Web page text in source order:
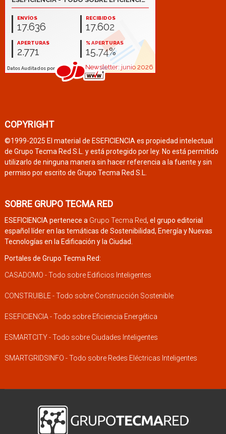
COPYRIGHT
©1999-2025 El material de ESEFICIENCIA es propiedad intelectual
de Grupo Tecma Red S.L. y está protegido por ley. No está permitido
utilizarlo de ninguna manera sin hacer referencia a la fuente y sin
permiso por escrito de Grupo Tecma Red S.L.
SOBRE GRUPO TECMA RED
ESEFICIENCIA pertenece a Grupo Tecma Red, el grupo editorial
español líder en las temáticas de Sostenibilidad, Energía y Nuevas
Tecnologías en la Edificación y la Ciudad.
Portales de Grupo Tecma Red:
CASADOMO - Todo sobre Edificios Inteligentes
CONSTRUIBLE - Todo sobre Construcción Sostenible
ESEFICIENCIA - Todo sobre Eficiencia Energética
ESMARTCITY - Todo sobre Ciudades Inteligentes
SMARTGRIDSINFO - Todo sobre Redes Eléctricas Inteligentes